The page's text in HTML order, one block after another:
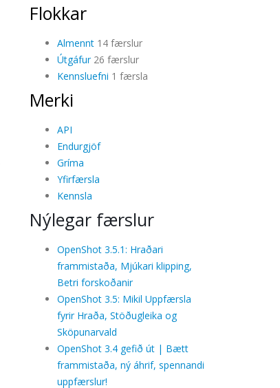
Flokkar
Almennt14 færslur
Útgáfur26 færslur
Kennsluefni 1 færsla
Merki
API
Endurgjöf
Gríma
Yfirfærsla
Kennsla
Nýlegar færslur
OpenShot 3.5.1: Hraðari
frammistaða, Mjúkari klipping,
Betri forskoðanir
OpenShot 3.5: Mikil Uppfærsla
fyrir Hraða, Stöðugleika og
Sköpunarvald
OpenShot 3.4 gefið út | Bætt
frammistaða, ný áhrif, spennandi
uppfærslur!